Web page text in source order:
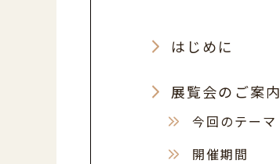
はじめに
展覧会のご案内
今回のテーマ
開催期間